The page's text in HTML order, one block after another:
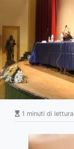
1 minuti di lettura